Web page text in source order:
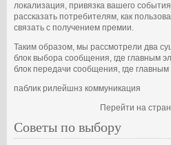
локализация, привязка вашего
рассказать потребителям, как
связать с получением премии.
Таким образом, мы рассмотрели два
блок выбора сообщения, где главным
блок передачи сообщения, где
паблик рилейшнз коммуникация
Перейти на
Советы по выбору